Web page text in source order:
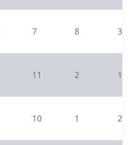
7 8 3
11 2 1
10 1 2